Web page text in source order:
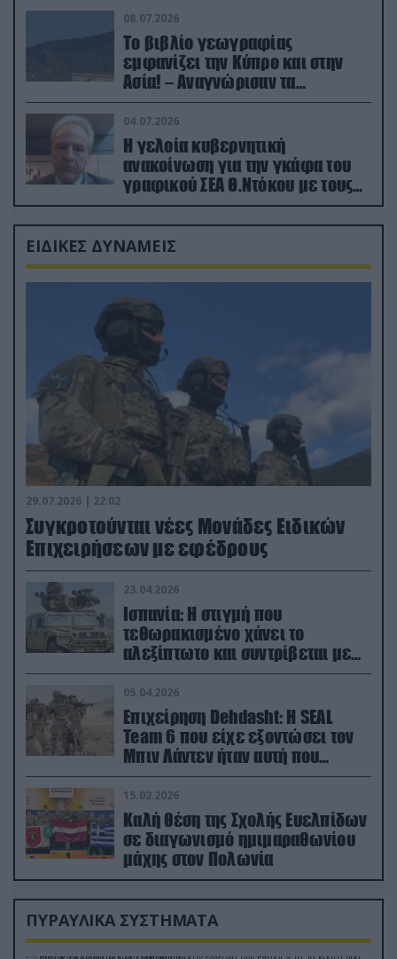
08.07.2026
Το βιβλίο γεωγραφίας
εμφανίζει την Κύπρο και στην
Ασία! – Αναγνώρισαν τα
κατεχόμενα; (φωτο)
04.07.2026
Η γελοία κυβερνητική
ανακοίνωση για την γκάφα του
γραφικού ΣΕΑ Θ.Ντόκου με τους
Ρώσους φαρσέρ
ΕΙΔΙΚΕΣ ΔΥΝΑΜΕΙΣ
29.07.2026 | 22:02
Συγκροτούνται νέες Μονάδες Ειδικών
Επιχειρήσεων με εφέδρους
23.04.2026
Ισπανία: Η στιγμή που
τεθωρακισμένο χάνει το
αλεξίπτωτο και συντρίβεται με
ορμή στο έδαφος (βίντεο)
05.04.2026
Επιχείρηση Dehdasht: Η SEAL
Team 6 που είχε εξοντώσει τον
Μπιν Λάντεν ήταν αυτή που
διέσωσε τον πιλότο του F-15
15.02.2026
Καλή θέση της Σχολής Ευελπίδων
σε διαγωνισμό ημιμαραθωνίου
μάχης στον Πολωνία
ΠΥΡΑΥΛΙΚΑ ΣΥΣΤΗΜΑΤΑ